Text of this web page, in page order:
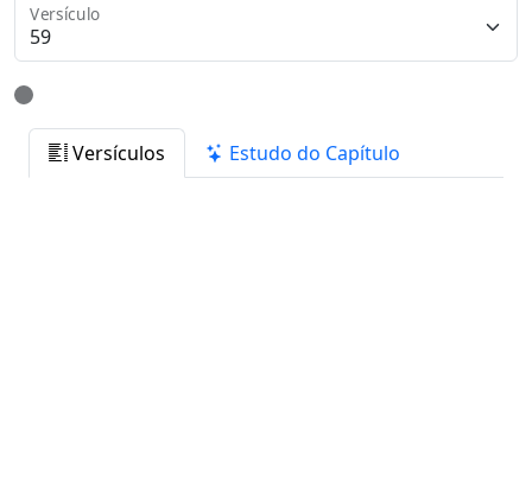
Versículo
Versículos Estudo do Capítulo